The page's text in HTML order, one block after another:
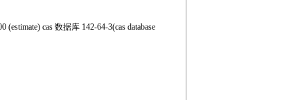
cas 数据库 142-64-3(cas database